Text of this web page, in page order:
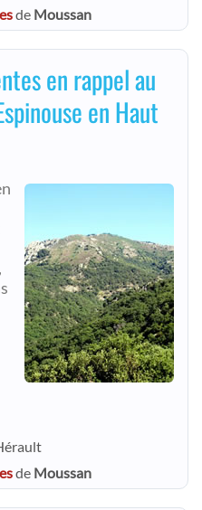
de Moussan
en rappel au
en Haut
de Moussan